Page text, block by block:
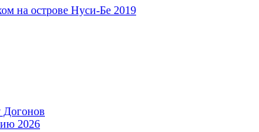
на острове Нуси-Бе 2019
Догонов
2026